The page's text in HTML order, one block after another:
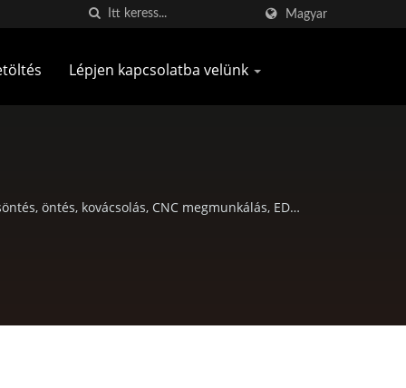
Magyar
Lépjen kapcsolatba velünk
öntés, kovácsolás, CNC megmunkálás, EDC